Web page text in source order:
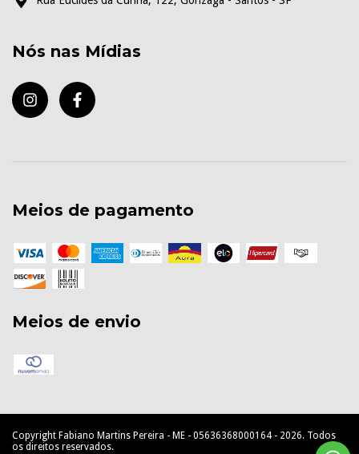
Nós nas Mídias
Meios de pagamento
Meios de envio
Copyright Fabiano Martins Pereira - ME - 05636368000164 - 2026. Todos
os direitos reservados.